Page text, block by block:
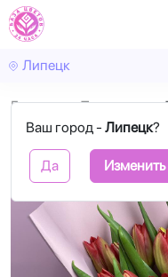
Липецк
Ваш город - Липецк?
Да Изменить
Главная Тюльпаны